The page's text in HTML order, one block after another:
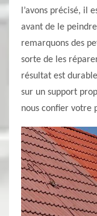
l’avons précisé, il
avant de le
remarquons des
sorte de les
résultat est
sur un support
nous confier votre